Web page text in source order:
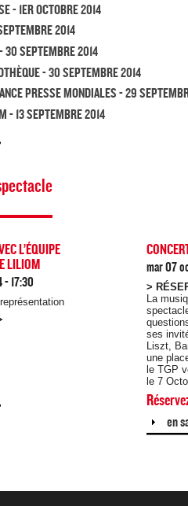
- 1ER OCTOBRE 2014
2014
30 SEPTEMBRE 2014
- 30 SEPTEMBRE 2014
PRESSE MONDIALES - 29
- 13 SEPTEMBRE 2014
L’ÉQUIPE
LILIOM
- 17:30
mar 07
>
La
ses
Liszt,
une
le TGP
le 7
en